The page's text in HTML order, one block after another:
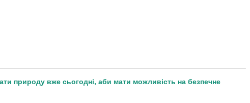
природу вже сьогодні, аби мати можливість на безпечне